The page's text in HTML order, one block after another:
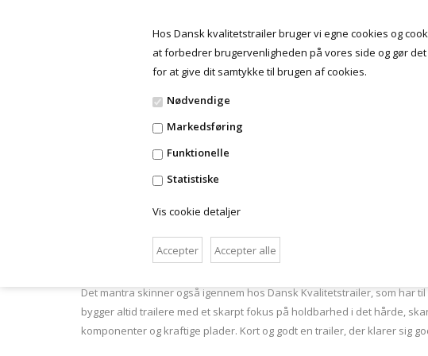
Hos Dansk kvalitetstrailer bruger vi egne cookies og
at forbedrer brugervenligheden på vores side og gør
for at give dit samtykke til brugen af cookies.
Nødvendige
Markedsføring
Funktionelle
Statistiske
Vis cookie detaljer
Stærke trailere i topkvalitet
Hos Euro får du danskproducerede trailere af høj kvalitet, og Euro
har base i det sønderjyske, og det er med centrum i Toftlund, at
Det mantra skinner også igennem hos Dansk Kvalitetstrailer, som
bygger altid trailere med et skarpt fokus på holdbarhed i det hårde,
komponenter og kraftige plader. Kort og godt en trailer, der klarer sig